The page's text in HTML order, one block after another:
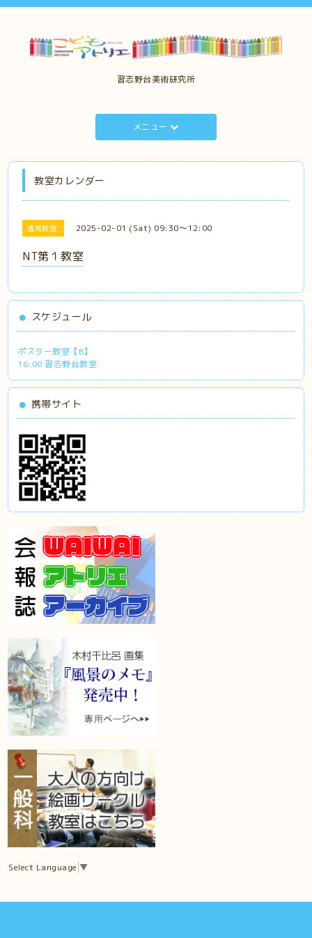
習志野台美術研究所
メニュー
教室カレンダー
通常教室 2025-02-01 (Sat) 09:30～12:00
NT第１教室
スケジュール
ポスター教室【B】
16:00 習志野台教室
携帯サイト
Select Language ▼